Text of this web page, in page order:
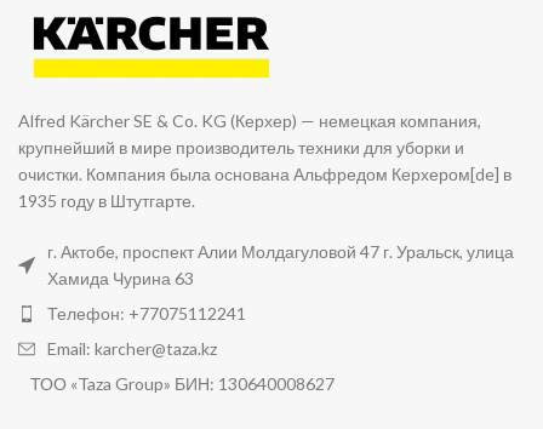
Alfred Kärcher SE & Co. KG (Керхер) — немецкая компания,
крупнейший в мире производитель техники для уборки и
очистки. Компания была основана Альфредом Керхером[de] в
1935 году в Штутгарте.
г. Актобе, проспект Алии Молдагуловой 47 г. Уральск, улица
Хамида Чурина 63
Телефон: +77075112241
Email: karcher@taza.kz
ТОО «Taza Group» БИН: 130640008627